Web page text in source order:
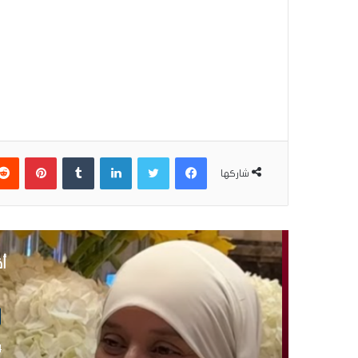
شاركها
فيسبوكتويتر لينكدإن
4 نوفمبر 2025